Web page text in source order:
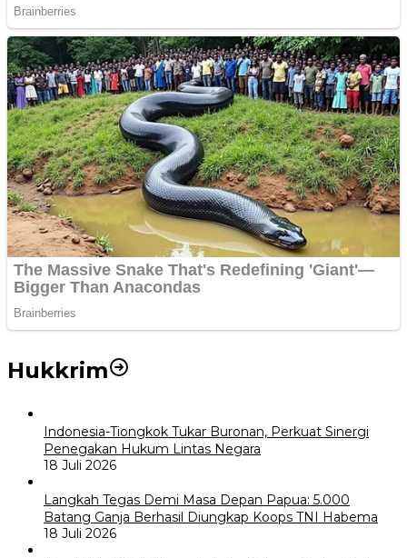
Hukkrim
Indonesia-Tiongkok Tukar Buronan, Perkuat Sinergi
Penegakan Hukum Lintas Negara
18 Juli 2026
Langkah Tegas Demi Masa Depan Papua: 5.000
Batang Ganja Berhasil Diungkap Koops TNI Habema
18 Juli 2026